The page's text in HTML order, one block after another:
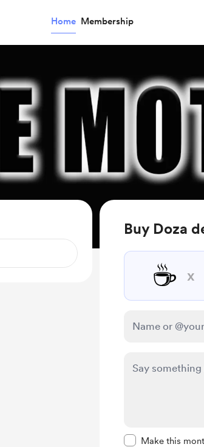
Home Membership
Buy Doza
☕ x
Make this